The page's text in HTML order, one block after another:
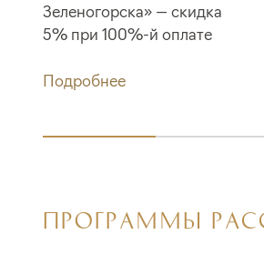
Зеленогорска» — скидка
5% при 100%-й оплате
Подробнее
ПРОГРАММЫ